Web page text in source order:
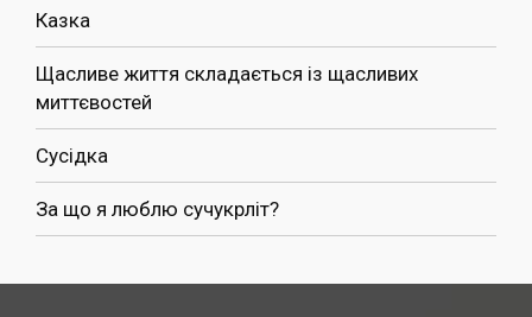
Казка
Щасливе життя складається із щасливих
миттєвостей
Сусідка
За що я люблю сучукрліт?